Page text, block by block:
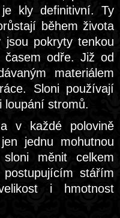
kly definitivní. Ty
během života
pokryty tenkou
odře. Již od
materiálem
Sloni používají
loupání stromů.
v každé polovině
jednu mohutnou
měnit celkem
stářím
i hmotnost